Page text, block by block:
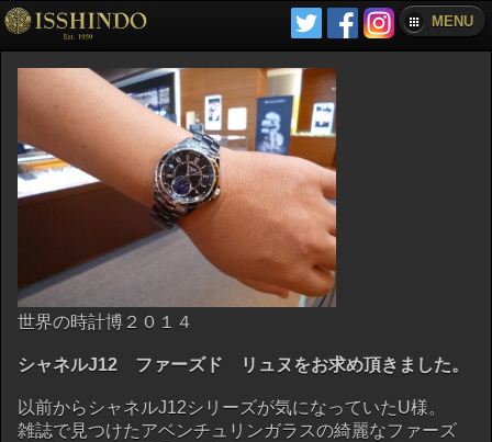
MENU
世界の時計博２０１４
シャネルJ12 ファーズド リュヌをお求め頂きました。
以前からシャネルJ12シリーズが気になっていたU様。
雑誌で見つけたアベンチュリンガラスの綺麗なファーズ